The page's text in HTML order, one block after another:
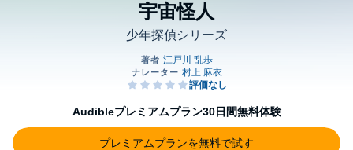
宇宙怪人
少年探偵シリーズ
Audibleプレミアムプラン30日間無料体験
プレミアムプランを無料で試す